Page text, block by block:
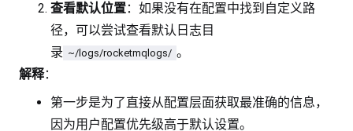
查看默认位置：如果没有在配置中找到自定义路
径，可以尝试查看默认日志目
录 ~/logs/rocketmqlogs/ 。
解释：
第一步是为了直接从配置层面获取最准确的信息，
因为用户配置优先级高于默认设置。